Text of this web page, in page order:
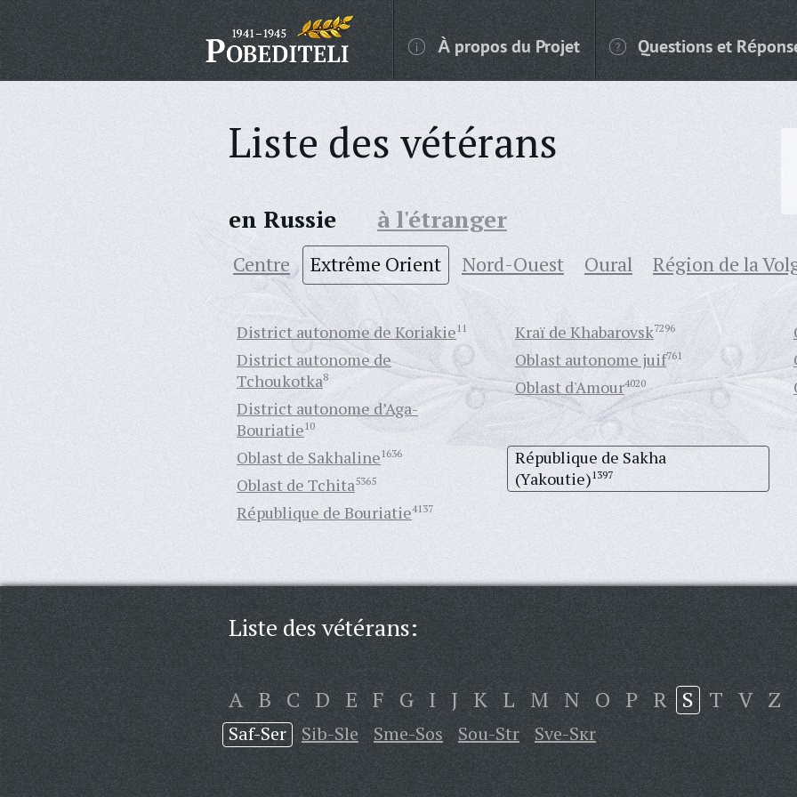
À propos du Projet Questions et
Liste des vétérans
en Russie à l'étranger
Centre Extrême Orient Nord-Ouest Oural Région de la
District autonome de Koriakie11
District autonome de
Tchoukotka8
District autonome d’Aga-
Bouriatie10
Kraï de Khabarovsk7296
Oblast autonome juif761
Oblast d'Amour4020
Oblast de Sakhaline1636
Oblast de Tchita5365
République de Bouriatie4137
République de Sakha
(Yakoutie)1397
Liste des vétérans:
A B C D E F G I J K L M N O P R S T V Z
Saf-Ser Sib-Sle Sme-Sos Sou-Str Sve-Sкr